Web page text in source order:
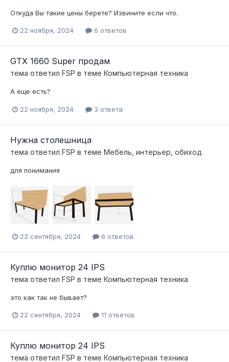
Откуда Вы такие цены берете? Извините если что.
22 ноября, 2024 6 ответов
GTX 1660 Super продам
тема ответил FSP в теме Компьютерная техника
А еще есть?
22 ноября, 2024 3 ответа
Нужна столешница
тема ответил FSP в теме Мебель, интерьер, обиход
для понимания
22 сентября, 2024 6 ответов
Куплю монитор 24 IPS
тема ответил FSP в теме Компьютерная техника
это как так не бывает?
22 сентября, 2024 11 ответов
Куплю монитор 24 IPS
тема ответил FSP в теме Компьютерная техника